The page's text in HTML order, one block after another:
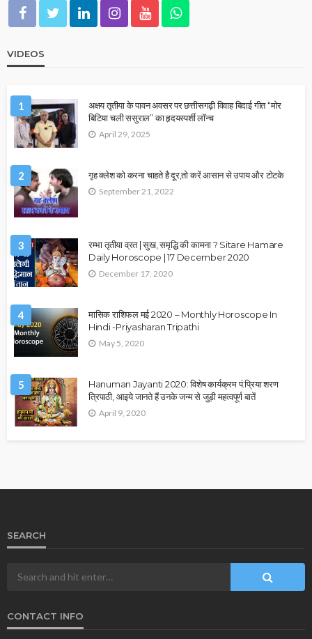
VIDEOS
1
अक्षय तृतीया के पावन अवसर पर छत्तीसगढ़ी विवाह बिदाई गीत “मोर
बिटिया चली ससुराल” का हृदयस्पर्शी लॉन्च
April 29, 2025
2 गृह क्लेश को करना चाहते है दूर,तो करें आसान से उपाय और टोटके
September 21, 2022
3
रम्भा तृतीया व्रत | सुख, समृद्धि की कामना ? Sitare Hamare
Daily Horoscope | 17 December 2020
December 17, 2020
4
मासिक राशिफल मई 2020 – Monthly Horoscope In
Hindi -Priyasharan Tripathi
May 5, 2020
5
Hanuman Jayanti 2020: विशेष कार्यक्रम पं.प्रिया शरण
त्रिपाठी, आइये जानते हैं उनके जन्म से जुड़ी महत्वपूर्ण बातें
April 9, 2020
SEARCH
CONTACT INFO